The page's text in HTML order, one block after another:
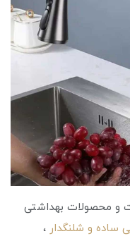
و محصولات بهداشتی
ساده و شلنگدار ،